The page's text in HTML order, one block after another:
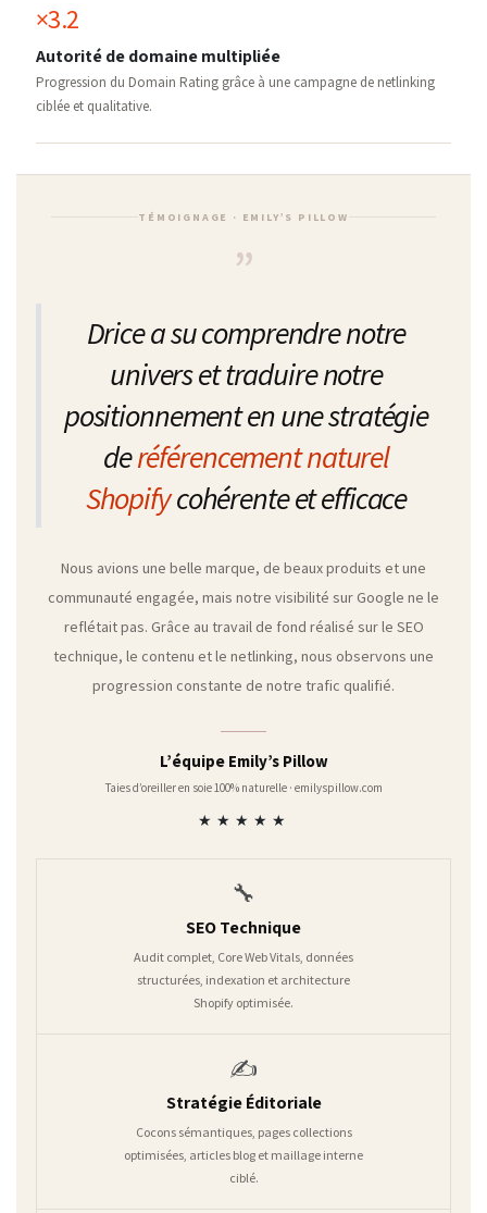
×3.2
Autorité de domaine multipliée
Progression du Domain Rating grâce à une campagne de netlinking
ciblée et qualitative.
TÉMOIGNAGE · EMILY’S PILLOW
”
Drice a su comprendre notre
univers et traduire notre
positionnement en une stratégie
deréférencement naturel
Shopifycohérente et efficace
Nous avions une belle marque, de beaux produits et une
communauté engagée, mais notre visibilité sur Google ne le
reflétait pas. Grâce au travail de fond réalisé sur le SEO
technique, le contenu et le netlinking, nous observons une
progression constante de notre trafic qualifié.
L’équipe Emily’s Pillow
Taies d’oreiller en soie 100% naturelle · emilyspillow.com
★★★★★
🔧
SEO Technique
Audit complet, Core Web Vitals, données
structurées, indexation et architecture
Shopify optimisée.
✍️
Stratégie Éditoriale
Cocons sémantiques, pages collections
optimisées, articles blog et maillage interne
ciblé.